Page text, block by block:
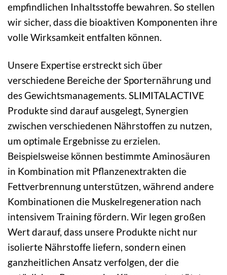
empfindlichen Inhaltsstoffe bewahren. So stellen
wir sicher, dass die bioaktiven Komponenten ihre
volle Wirksamkeit entfalten können.
Unsere Expertise erstreckt sich über
verschiedene Bereiche der Sporternährung und
des Gewichtsmanagements. SLIMITALACTIVE
Produkte sind darauf ausgelegt, Synergien
zwischen verschiedenen Nährstoffen zu nutzen,
um optimale Ergebnisse zu erzielen.
Beispielsweise können bestimmte Aminosäuren
in Kombination mit Pflanzenextrakten die
Fettverbrennung unterstützen, während andere
Kombinationen die Muskelregeneration nach
intensivem Training fördern. Wir legen großen
Wert darauf, dass unsere Produkte nicht nur
isolierte Nährstoffe liefern, sondern einen
ganzheitlichen Ansatz verfolgen, der die